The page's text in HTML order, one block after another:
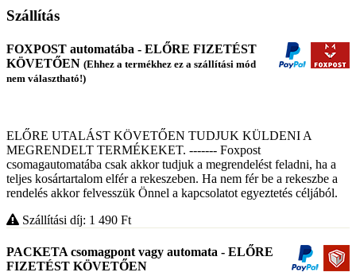
Szállítás
FOXPOST automatába - ELŐRE FIZETÉST
KÖVETŐEN (Ehhez a termékhez ez a szállítási mód
nem választható!)
ELŐRE UTALÁST KÖVETŐEN TUDJUK KÜLDENI A
MEGRENDELT TERMÉKEKET. ------- Foxpost
csomagautomatába csak akkor tudjuk a megrendelést feladni, ha a
teljes kosártartalom elfér a rekeszeben. Ha nem fér be a rekeszbe a
rendelés akkor felvesszük Önnel a kapcsolatot egyeztetés céljából.
Szállítási díj: 1 490 Ft
PACKETA csomagpont vagy automata - ELŐRE
FIZETÉST KÖVETŐEN